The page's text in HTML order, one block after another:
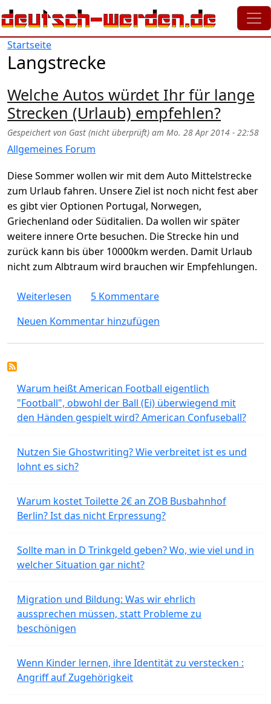
Direkt zum Inhalt
Startseite
Langstrecke
Welche Autos würdet Ihr für lange
Strecken (Urlaub) empfehlen?
Gespeichert von Gast (nicht überprüft) am Mo. 28 Apr 2014 - 22:58
Allgemeines Forum
Diese Sommer wollen wir mit dem Auto Mittelstrecke
zum Urlaub fahren. Unsere Ziel ist noch nicht fest aber
es gibt vier Optionen Portugal, Norwegen,
Griechenland oder Süditalien. Da wollen wir später
weitere innere Orte besuchen. Die Strecke hin und
zurück kann bis über 10000km werden. Damit Urlaub
nicht zum Albtraum wird brauchen wir Empfehlungen.
Weiterlesen über Welche Autos würdet Ihr für lange
5 Kommentare
Neuen Kommentar hinzufügen
Warum heißt American Football eigentlich
"Football", obwohl der Ball (Ei) überwiegend mit
den Händen gespielt wird? American Confuseball?
Nutzen Sie Ghostwriting? Wie verbreitet ist es und
lohnt es sich?
Warum kostet Toilette 2€ an ZOB Busbahnhof
Berlin? Ist das nicht Erpressung?
Sollte man in D Trinkgeld geben? Wo, wie viel und in
welcher Situation gar nicht?
Migration und Bildung: Was wir ehrlich
aussprechen müssen, statt Probleme zu
beschönigen
Wenn Kinder lernen, ihre Identität zu verstecken :
Angriff auf Zugehörigkeit